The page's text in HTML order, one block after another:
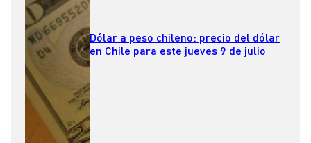
Dólar a peso chileno: precio del dólar
en Chile para este jueves 9 de julio